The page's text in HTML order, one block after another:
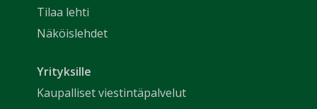
Tilaa lehti
Näköislehdet
Yrityksille
Kaupalliset viestintäpalvelut